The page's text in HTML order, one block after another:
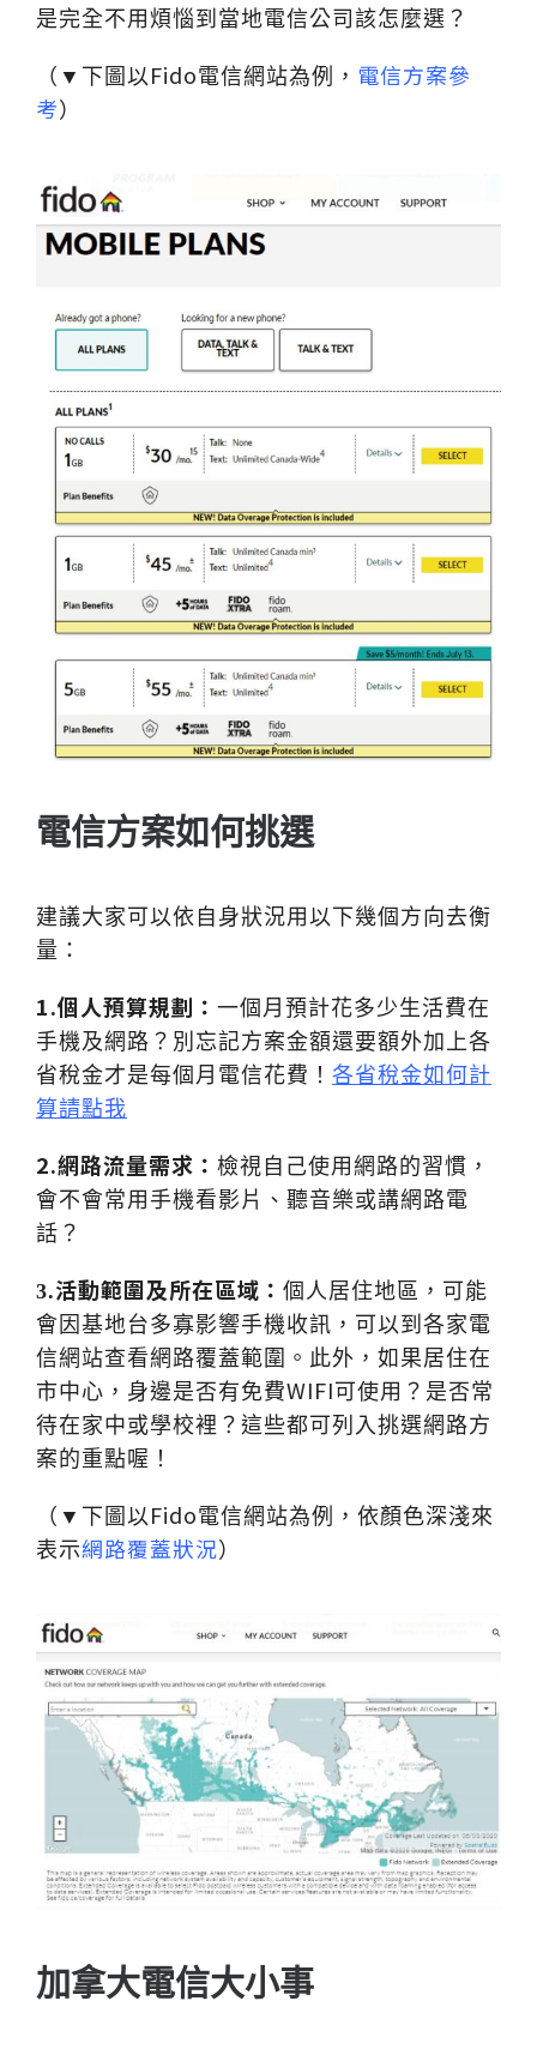
是完全不用煩惱到當地電信公司該怎麼選？
（▼下圖以 Fido電信網站為例， 電信方案參
考）
電信方案如何挑選
建議大家可以依自身狀況用以下幾個方向去衡
量：
1.個人預算規劃 ： 一個月預計花多少生活費在
手機及網路？別忘記方案金額還要額外加上各
省稅金才是每個月電信花費！ 各省稅金如何計
算請點我
2.網路流量需求： 檢視自己使用網路的習慣，
會不會常用手機看影片、聽音樂或講網路電
話？
3.活動範圍及所在區域： 個人居住地區，可能
會因基地台多寡影響手機收訊，可以到各家電
信網站查看網路覆蓋範圍。此外，如果居住在
市中心，身邊是否有免費WIFI可使用？是否常
待在家中或學校裡？ 這些都可列入挑選網路方
案的重點喔！
（▼下圖以 Fido電信網站為例，依顏色深淺來
表示網路覆蓋狀況）
加拿大電信大小事